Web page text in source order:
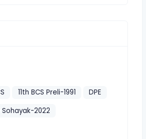
11th BCS Preli-1991
DPE
2022